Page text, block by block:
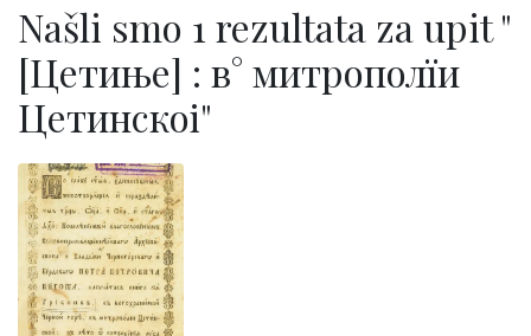
Našli smo 1 rezultata za upit "
[Цетиње] : в° митрополїи
Цетинскоі"